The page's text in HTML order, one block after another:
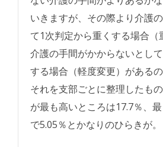
いきますが、その際より介護
て1次判定から重くする場合（
介護の手間がかからないとし
する場合（軽度変更）があるの
それを支部ごとに整理したも
が最も高いところは17.7％、
で5.05％とかなりのひらきが。